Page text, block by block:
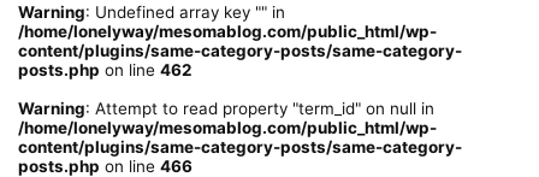
Warning: Undefined array key "" in
/home/lonelyway/mesomablog.com/public_html/wp-
content/plugins/same-category-posts/same-category-
posts.php on line 462
Warning: Attempt to read property "term_id" on null in
/home/lonelyway/mesomablog.com/public_html/wp-
content/plugins/same-category-posts/same-category-
posts.php on line 466